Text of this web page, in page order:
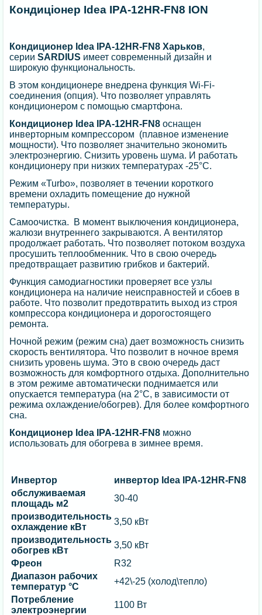
Кондиціонер Idea IPA-12HR-FN8 ION
Кондиционер Idea IPA-12HR-FN8 Харьков,
серииSARDIUS имеет современный дизайн и
широкую функциональность.
В этом кондиционере внедрена функция Wi-Fi-
соединения (опция). Что позволяет управлять
кондиционером с помощью смартфона.
Кондиционер Idea IPA-12HR-FN8 оснащен
инверторным компрессором (плавное изменение
мощности). Что позволяет значительно экономить
электроэнергию. Снизить уровень шума. И работать
кондиционеру при низких температурах -25°С.
Режим «Turbo», позволяет в течении короткого
времени охладить помещение до нужной
температуры.
Самоочистка. В момент выключения кондиционера,
жалюзи внутреннего закрываются. А вентилятор
продолжает работать. Что позволяет потоком воздуха
просушить теплообменник. Что в свою очередь
предотвращает развитию грибков и бактерий.
Функция самодиагностики проверяет все узлы
кондиционера на наличие неисправностей и сбоев в
работе. Что позволит предотвратить выход из строя
компрессора кондиционера и дорогостоящего
ремонта.
Ночной режим (режим сна) дает возможность снизить
скорость вентилятора. Что позволит в ночное время
снизить уровень шума. Это в свою очередь даст
возможность для комфортного отдыха. Дополнительно
в этом режиме автоматически поднимается или
опускается температура (на 2°С, в зависимости от
режима охлаждение/обогрев). Для более комфортного
сна.
Кондиционер Idea IPA-12HR-FN8 можно
использовать для обогрева в зимнее время.
Инвертор
инвертор Idea IPA-12HR-FN8
обслуживаемая
площадь м2
30-40
производительность
охлаждение кВт
3,50 кВт
производительность
обогрев кВт
3,50 кВт
Фреон
R32
Диапазон рабочих
температур °C
+42\-25 (холод\тепло)
Потребление
электроэнергии
1100 Вт